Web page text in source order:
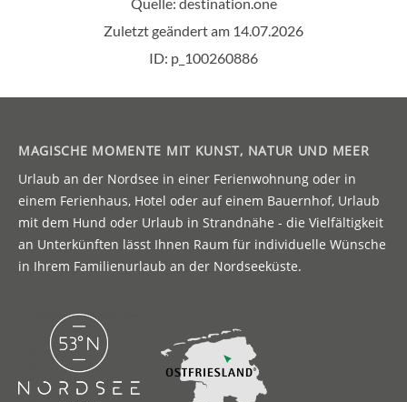
MAGISCHE MOMENTE MIT KUNST, NATUR UND MEER
Urlaub an der Nordsee in einer Ferienwohnung oder in
einem Ferienhaus, Hotel oder auf einem Bauernhof, Urlaub
mit dem Hund oder Urlaub in Strandnähe - die Vielfältigkeit
an Unterkünften lässt Ihnen Raum für individuelle Wünsche
in Ihrem Familienurlaub an der Nordseeküste.